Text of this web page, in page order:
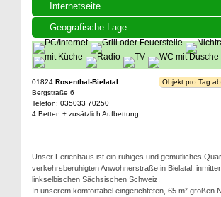
Internetseite
Geografische Lage
01824 Rosenthal-Bielatal
Bergstraße 6
Telefon: 035033 70250
4 Betten + zusätzlich Aufbettung
Objekt pro Tag
Unser Ferienhaus ist ein ruhiges und gemütliches
verkehrsberuhigten Anwohnerstraße in Bielatal,
linkselbischen Sächsischen Schweiz.
In unserem komfortabel eingerichteten, 65 m² großen